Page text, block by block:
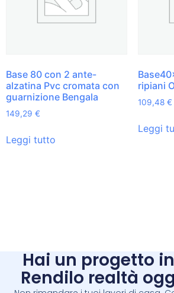
Base 80 con 2 ante-
alzatina Pvc cromata con
guarnizione Bengala
149,29 €
Leggi tutto
ripiani
109,48 €
Leggi
Hai un progetto
Rendilo realtà